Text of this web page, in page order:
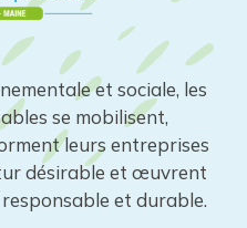
et sociale, les
se mobilisent,
leurs entreprises
désirable et œuvrent
et durable.